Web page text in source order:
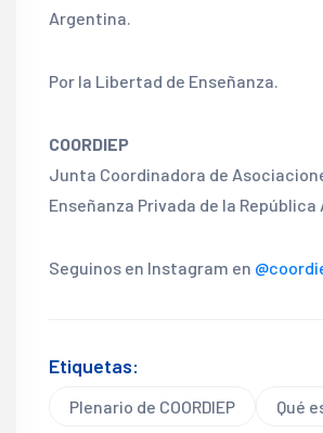
Argentina.
Por la Libertad de Enseñanza.
COORDIEP
Junta Coordinadora de
Enseñanza Privada de la
Seguinos en Instagram en
Etiquetas:
Plenario de COORDIEP Qué